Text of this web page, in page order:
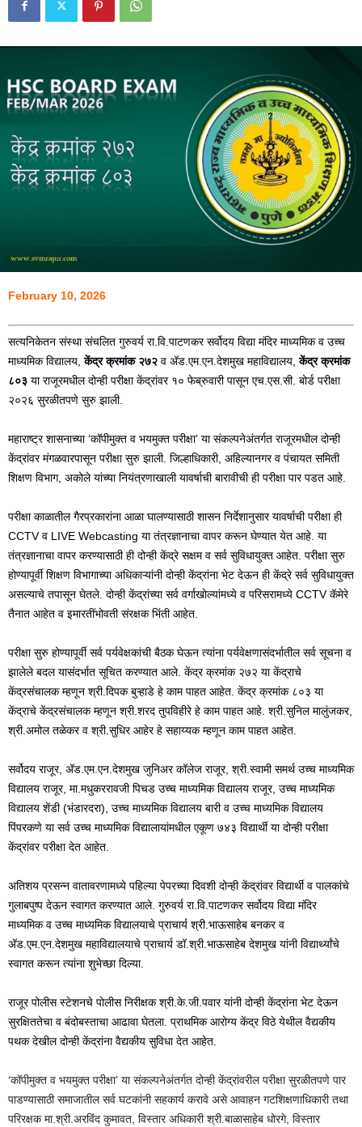
February 10, 2026
सत्यनिकेतन संस्था संचलित गुरुवर्य रा.वि.पाटणकर सर्वोदय विद्या मंदिर माध्यमिक व उच्च
माध्यमिक विद्यालय,केंद्र क्रमांक २७२ व अ‍ॅड.एम.एन.देशमुख महाविद्यालय,केंद्र क्रमांक
८०३ या राजूरमधील दोन्ही परीक्षा केंद्रांवर १० फेब्रुवारी पासून एच.एस.सी. बोर्ड परीक्षा
२०२६ सुरळीतपणे सुरु झाली.
महाराष्ट्र शासनाच्या ‘कॉपीमुक्त व भयमुक्त परीक्षा’ या संकल्पनेअंतर्गत राजूरमधील दोन्ही
केंद्रांवर मंगळवारपासून परीक्षा सुरु झाली. जिल्हाधिकारी, अहिल्यानगर व पंचायत समिती
शिक्षण विभाग, अकोले यांच्या नियंत्रणाखाली यावर्षाची बारावीची ही परीक्षा पार पडत आहे.
परीक्षा काळातील गैरप्रकारांना आळा घालण्यासाठी शासन निर्देशानुसार यावर्षाची परीक्षा ही
CCTV व LIVE Webcasting या तंत्रज्ञानाचा वापर करून घेण्यात येत आहे. या
तंत्रज्ञानाचा वापर करण्यासाठी ही दोन्ही केंद्रे सक्षम व सर्व सुविधायुक्त आहेत. परीक्षा सुरु
होण्यापूर्वी शिक्षण विभागाच्या अधिकाऱ्यांनी दोन्ही केंद्रांना भेट देऊन ही केंद्रे सर्व सुविधायुक्त
असल्याचे तपासून घेतले. दोन्ही केंद्रांच्या सर्व वर्गाखोल्यांमध्ये व परिसरामध्ये CCTV कॅमेरे
तैनात आहेत व इमारतींभोवती संरक्षक भिंती आहेत.
परीक्षा सुरु होण्यापूर्वी सर्व पर्यवेक्षकांची बैठक घेऊन त्यांना पर्यवेक्षणासंदर्भातील सर्व सूचना व
झालेले बदल यासंदर्भात सूचित करण्यात आले. केंद्र क्रमांक २७२ या केंद्राचे
केंद्रसंचालक म्हणून श्री.दिपक बुऱ्हाडे हे काम पाहत आहेत. केंद्र क्रमांक ८०३ या
केंद्राचे केंद्रसंचालक म्हणून श्री.शरद तुपविहीरे हे काम पाहत आहे. श्री.सुनिल मालुंजकर,
श्री.अमोल तळेकर व श्री.सुधिर आहेर हे सहाय्यक म्हणून काम पाहत आहेत.
सर्वोदय राजूर, अ‍ॅड.एम.एन.देशमुख जुनिअर कॉलेज राजूर, श्री.स्वामी समर्थ उच्च माध्यमिक
विद्यालय राजूर, मा.मधुकररावजी पिचड उच्च माध्यमिक विद्यालय राजूर, उच्च माध्यमिक
विद्यालय शेंडी (भंडारदरा), उच्च माध्यमिक विद्यालय बारी व उच्च माध्यमिक विद्यालय
पिंपरकणे या सर्व उच्च माध्यमिक विद्यालायांमधील एकूण ७४३ विद्यार्थी या दोन्ही परीक्षा
केंद्रांवर परीक्षा देत आहेत.
अतिशय प्रसन्न वातावरणामध्ये पहिल्या पेपरच्या दिवशी दोन्ही केंद्रांवर विद्यार्थी व पालकांचे
गुलाबपुष्प देऊन स्वागत करण्यात आले. गुरुवर्य रा.वि.पाटणकर सर्वोदय विद्या मंदिर
माध्यमिक व उच्च माध्यमिक विद्यालयाचे प्राचार्य श्री.भाऊसाहेब बनकर व
अ‍ॅड.एम.एन.देशमुख महाविद्यालयाचे प्राचार्य डॉ.श्री.भाऊसाहेब देशमुख यांनी विद्यार्थ्यांचे
स्वागत करून त्यांना शुभेच्छा दिल्या.
राजूर पोलीस स्टेशनचे पोलीस निरीक्षक श्री.के.जी.पवार यांनी दोन्ही केंद्रांना भेट देऊन
सुरक्षिततेचा व बंदोबस्ताचा आढावा घेतला. प्राथमिक आरोग्य केंद्र विठे येथील वैद्यकीय
पथक देखील दोन्ही केंद्रांना वैद्यकीय सुविधा देत आहेत.
‘कॉपीमुक्त व भयमुक्त परीक्षा’ या संकल्पनेअंतर्गत दोन्ही केंद्रांवरील परीक्षा सुरळीतपणे पार
पाडण्यासाठी समाजातील सर्व घटकांनी सहकार्य करावे असे आवाहन गटशिक्षणाधिकारी तथा
परिरक्षक मा.श्री.अरविंद कुमावत, विस्तार अधिकारी श्री.बाळासाहेब धोरगे, विस्तार